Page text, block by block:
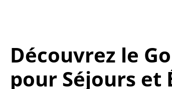
Découvrez le
pour Séjours et